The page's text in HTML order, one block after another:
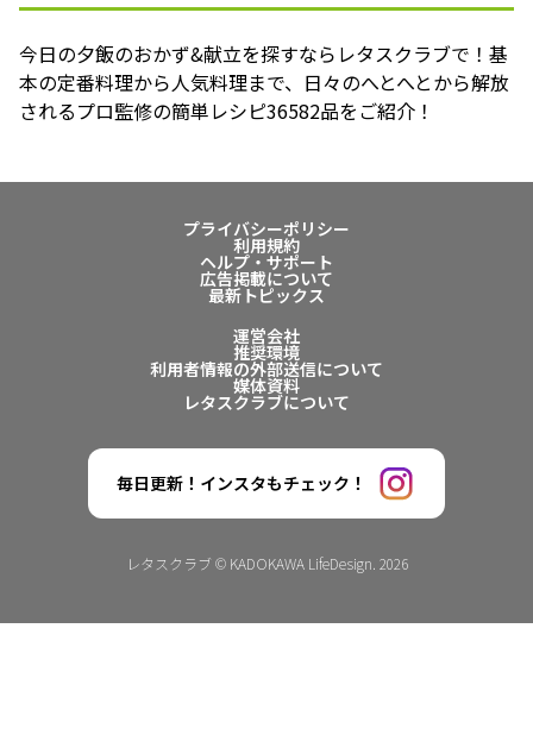
今日の夕飯のおかず&献立を探すならレタスクラブで！基
本の定番料理から人気料理まで、日々のへとへとから解放
されるプロ監修の簡単レシピ36582品をご紹介！
プライバシーポリシー
利用規約
ヘルプ・サポート
広告掲載について
最新トピックス
運営会社
推奨環境
利用者情報の外部送信について
媒体資料
レタスクラブについて
毎日更新！インスタもチェック！
レタスクラブ © KADOKAWA LifeDesign. 2026